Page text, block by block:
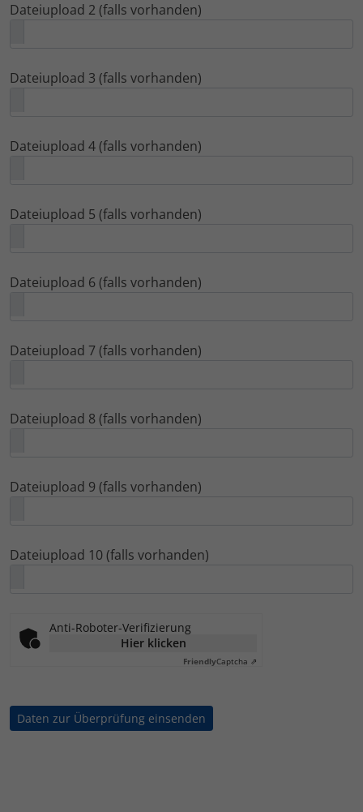
Dateiupload 2 (falls vorhanden)
Dateiupload 3 (falls vorhanden)
Dateiupload 4 (falls vorhanden)
Dateiupload 5 (falls vorhanden)
Dateiupload 6 (falls vorhanden)
Dateiupload 7 (falls vorhanden)
Dateiupload 8 (falls vorhanden)
Dateiupload 9 (falls vorhanden)
Dateiupload 10 (falls vorhanden)
Anti-Roboter-Verifizierung
Hier klicken
FriendlyCaptcha ⇗